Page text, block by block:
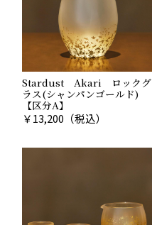
Stardust Akari ロックグ
ラス(シャンパンゴールド)
【区分A】
￥13,200 （税込）